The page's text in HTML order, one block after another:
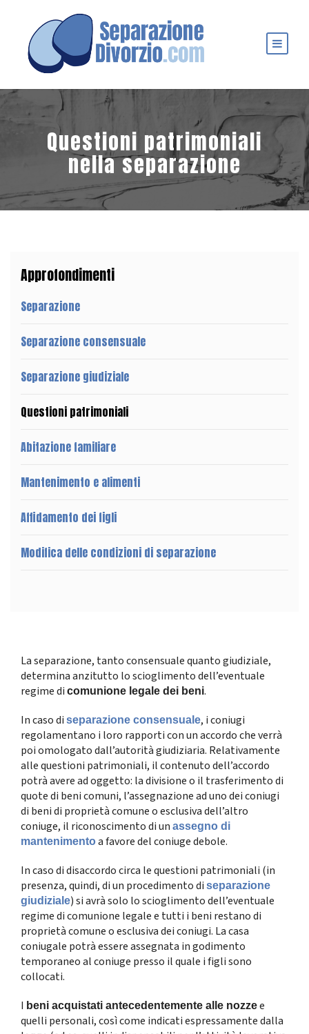
Questioni patrimoniali
nella separazione
La separazione, tanto consensuale quanto giudiziale,
determina anzitutto lo scioglimento dell’eventuale
regime di comunione legale dei beni.
In caso di separazione consensuale, i coniugi
regolamentano i loro rapporti con un accordo che verrà
poi omologato dall’autorità giudiziaria. Relativamente
alle questioni patrimoniali, il contenuto dell’accordo
potrà avere ad oggetto: la divisione o il trasferimento di
quote di beni comuni, l’assegnazione ad uno dei coniugi
di beni di proprietà comune o esclusiva dell’altro
coniuge, il riconoscimento di un assegno di
mantenimentoa favore del coniuge debole.
In caso di disaccordo circa le questioni patrimoniali (in
presenza, quindi, di un procedimento di separazione
giudiziale) si avrà solo lo scioglimento dell’eventuale
regime di comunione legale e tutti i beni restano di
proprietà comune o esclusiva dei coniugi. La casa
coniugale potrà essere assegnata in godimento
temporaneo al coniuge presso il quale i figli sono
collocati.
I beni acquistati antecedentemente alle nozzee
quelli personali, così come indicati espressamente dalla
Approfondimenti
Separazione
Separazione consensuale
Separazione giudiziale
Questioni patrimoniali
Abitazione familiare
Mantenimento e alimenti
Affidamento dei figli
Modifica delle condizioni di separazione